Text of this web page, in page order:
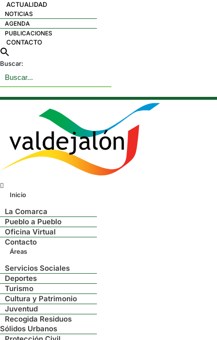
ACTUALIDAD
NOTICIAS
AGENDA
PUBLICACIONES
CONTACTO
Buscar:
Menú
Inicio
La Comarca
Pueblo a Pueblo
Oficina Virtual
Contacto
Áreas
Servicios Sociales
Deportes
Turismo
Cultura y Patrimonio
Juventud
Recogida Residuos
Sólidos Urbanos